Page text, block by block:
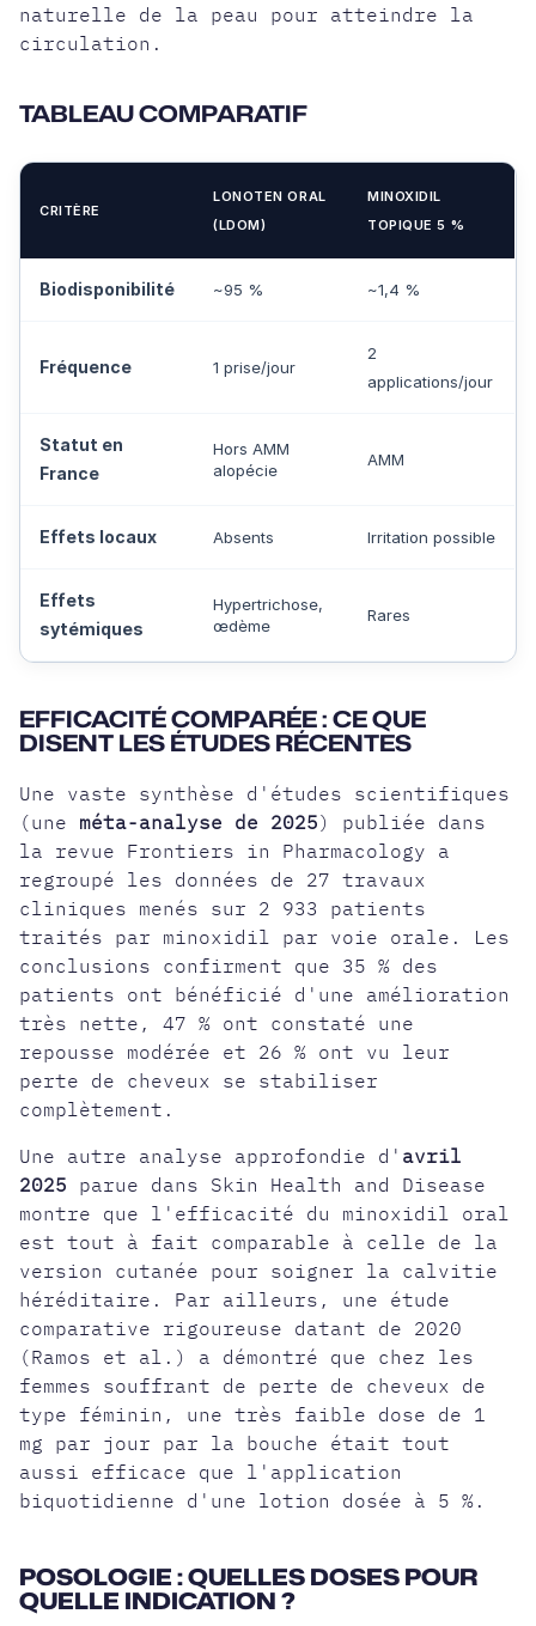
naturelle de la peau pour atteindre la
circulation.
TABLEAU COMPARATIF
CRITÈRE
LONOTEN ORAL
(LDOM)
MINOXIDIL
TOPIQUE 5 %
Biodisponibilité ~95 % ~1,4 %
Fréquence 1 prise/jour
2
applications/jour
Statut en
France
Hors AMM
alopécie
AMM
Effets locaux Absents Irritation possible
Effets
sytémiques
Hypertrichose,
œdème
Rares
EFFICACITÉ COMPARÉE : CE QUE
DISENT LES ÉTUDES RÉCENTES
Une vaste synthèse d'études scientifiques
(une méta-analyse de 2025) publiée dans
la revue Frontiers in Pharmacology a
regroupé les données de 27 travaux
cliniques menés sur 2 933 patients
traités par minoxidil par voie orale. Les
conclusions confirment que 35 % des
patients ont bénéficié d'une amélioration
très nette, 47 % ont constaté une
repousse modérée et 26 % ont vu leur
perte de cheveux se stabiliser
complètement.
Une autre analyse approfondie d' avril
2025 parue dans Skin Health and Disease
montre que l'efficacité du minoxidil oral
est tout à fait comparable à celle de la
version cutanée pour soigner la calvitie
héréditaire. Par ailleurs, une étude
comparative rigoureuse datant de 2020
(Ramos et al.) a démontré que chez les
femmes souffrant de perte de cheveux de
type féminin, une très faible dose de 1
mg par jour par la bouche était tout
aussi efficace que l'application
biquotidienne d'une lotion dosée à 5 %.
POSOLOGIE : QUELLES DOSES POUR
QUELLE INDICATION ?